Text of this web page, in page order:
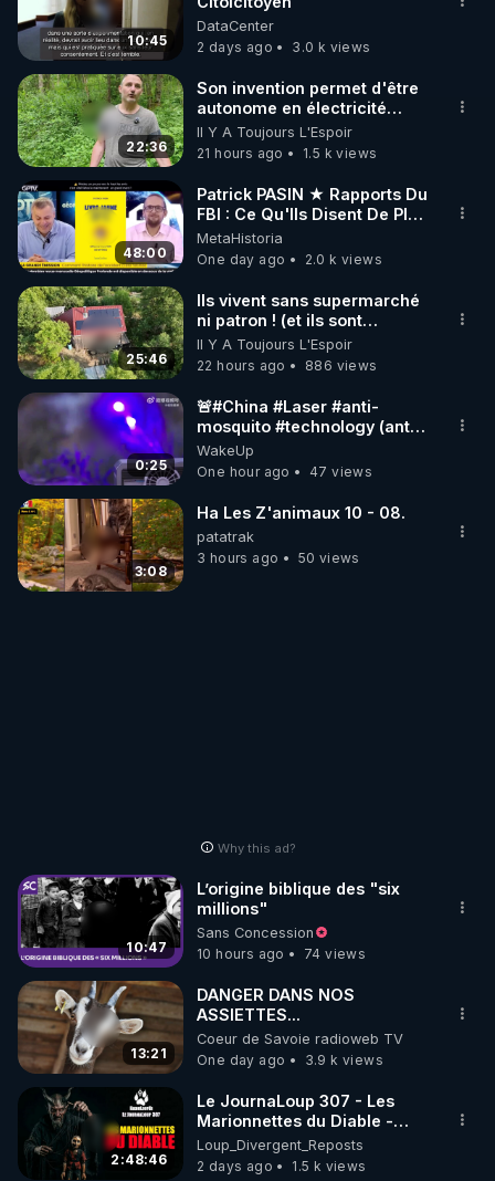
Rendez-vous sur
http://rgnr.li/lechoubrave
code : REGENERE10
▶ 30 jours gratuit sur l’application de méditation et
de bien-être ENVOL :
Rendez-vous sur https://www.envol.app/code
le code : REGENERE
10:45
DataCenter
2 days ago
3.0 k views
22:36
Son invention permet d'être
autonome en électricité
avec un simple ruisseau
Il Y A Toujours L'Espoir
21 hours ago
1.5 k views
48:00
Patrick PASIN ★ Rapports Du
FBI : Ce Qu'Ils Disent De Plus
Grave Sur Hitler
MetaHistoria
One day ago
2.0 k views
25:46
Ils vivent sans supermarché
ni patron ! (et ils sont
heureux)
Il Y A Toujours L'Espoir
22 hours ago
886 views
0:25
🚨#China #Laser #anti-
mosquito #technology (anti
#moustique) Photon Matrix
WakeUp
One hour ago
47 views
3:08
Ha Les Z'animaux 10 - 08.
patatrak
3 hours ago
50 views
Why this ad?
10:47
L’origine biblique des "six
millions"
Sans Concession
10 hours ago
74 views
13:21
DANGER DANS NOS
ASSIETTES...
Coeur de Savoie radioweb TV
One day ago
3.9 k views
2:48:46
Le JournaLoup 307 - Les
Marionnettes du Diable -
Loup Divergent 2026.08.07
Loup_Divergent_Reposts
2 days ago
1.5 k views